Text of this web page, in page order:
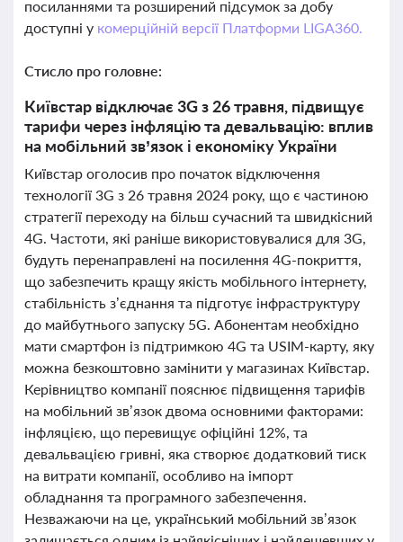
посиланнями та розширений підсумок за добу
доступні у комерційній версії Платформи LIGA360.
Стисло про головне:
Київстар відключає 3G з 26 травня, підвищує
тарифи через інфляцію та девальвацію: вплив
на мобільний зв’язок і економіку України
Київстар оголосив про початок відключення
технології 3G з 26 травня 2024 року, що є частиною
стратегії переходу на більш сучасний та швидкісний
4G. Частоти, які раніше використовувалися для 3G,
будуть перенаправлені на посилення 4G-покриття,
що забезпечить кращу якість мобільного інтернету,
стабільність з’єднання та підготує інфраструктуру
до майбутнього запуску 5G. Абонентам необхідно
мати смартфон із підтримкою 4G та USIM-карту, яку
можна безкоштовно замінити у магазинах Київстар.
Керівництво компанії пояснює підвищення тарифів
на мобільний зв’язок двома основними факторами:
інфляцією, що перевищує офіційні 12%, та
девальвацією гривні, яка створює додатковий тиск
на витрати компанії, особливо на імпорт
обладнання та програмного забезпечення.
Незважаючи на це, український мобільний зв’язок